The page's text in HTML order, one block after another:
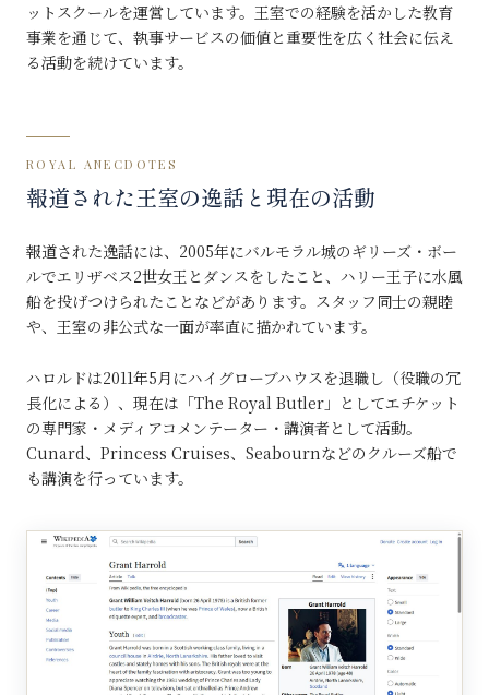
ットスクールを運営しています。王室での経験を活かした教育
事業を通じて、執事サービスの価値と重要性を広く社会に伝え
る活動を続けています。
ROYAL ANECDOTES
報道された王室の逸話と現在の活動
報道された逸話には、2005年にバルモラル城のギリーズ・ボー
ルでエリザベス2世女王とダンスをしたこと、ハリー王子に水風
船を投げつけられたことなどがあります。スタッフ同士の親睦
や、王室の非公式な一面が率直に描かれています。
ハロルドは2011年5月にハイグローブハウスを退職し（役職の冗
長化による）、現在は「The Royal Butler」としてエチケット
の専門家・メディアコメンテーター・講演者として活動。
Cunard、Princess Cruises、Seabournなどのクルーズ船で
も講演を行っています。